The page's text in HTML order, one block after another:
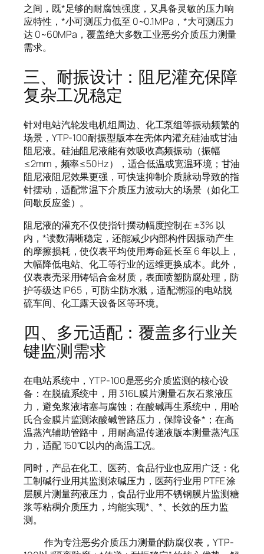
之间，既*足够的耐腐蚀强度，又具备灵敏的压力响
应特性，*小可测压力低至 0~0.1MPa，*大可测压力
达 0~60MPa，覆盖绝大多数工业恶劣介质压力测量
需求。
三、耐振设计：阻尼灌充保障
复杂工况稳定
针对电站汽轮发电机组周边、化工泵组等振动频繁的
场景，YTP-100耐振型版本在壳体内灌充硅油或甘油
阻尼液。硅油阻尼液能有效吸收高频振动（振幅
≤2mm，频率≤50Hz），适合低温或宽温环境；甘油
阻尼液阻尼效果更强，可快速抑制介质脉动导致的指
针摆动，适配常温下介质压力波动大的场景（如化工
间歇反应釜）。
阻尼液的灌充不仅使指针摆动幅度控制在 ±3% 以
内，*读数清晰稳定，还能减少内部构件因振动产生
的摩擦损耗，使仪表平均使用寿命延长至 6 年以上，
大幅降低电站、化工等行业的运维更换成本。此外，
仪表表壳采用铸铝合金材质，表面喷塑防腐处理，防
护等级达 IP65，可防尘防水溅，适配潮湿的电站脱
硫车间、化工露天设备区等环境。
四、多元适配：覆盖多行业关
键监测需求
在电站系统中，YTP-100是恶劣介质监测的核心设
备：在脱硫系统中，用 316L 膜片测量石灰石浆液压
力，避免浆液堵塞与腐蚀；在酸碱再生系统中，用哈
氏合金膜片监测浓酸碱管路压力，保障设备*；在高
温蒸汽辅助管路中，用耐高温传递液版本测量蒸汽压
力，适配 150℃以内的高温工况。
同时，产品在化工、医药、食品行业也应用广泛：化
工制碱行业用其监测浓碱压力，医药行业用 PTFE 涂
层膜片测量药液压力，食品行业用不锈钢膜片监测糖
浆等粘稠介质压力，均能实现*、*、长效的压力监
测。
作为专注恶劣介质压力测量的防腐仪表，YTP-